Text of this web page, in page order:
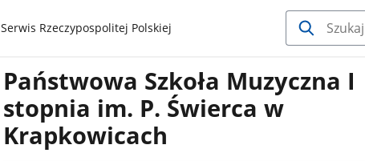
gov.pl
Serwis Rzeczypospolitej Polskiej
Państwowa Szkoła Muzyczna I
stopnia im. P. Świerca w
Krapkowicach